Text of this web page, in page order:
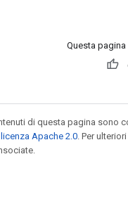
Questa pagina
di questa pagina sono
licenza Apache 2.0 . Per